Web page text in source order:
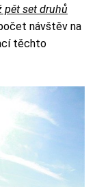
pět set druhů
návštěv na
těchto